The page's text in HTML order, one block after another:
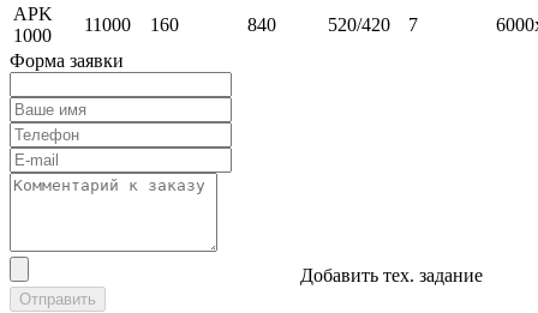
APK
1000
11000 160 840 520/420 7
Форма заявки
Добавить тех. задание